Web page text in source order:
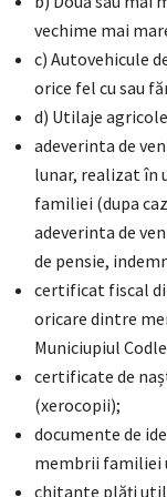
vechime mai
c) Autovehicule
orice fel cu sau
d) Utilaje
adeverinta de
lunar, realizat în
familiei (dupa
adeverinta de
de pensie,
certificat fiscal
oricare dintre
Municiupiul
certificate de
(xerocopii);
documente de
membrii familiei
chitante plăți